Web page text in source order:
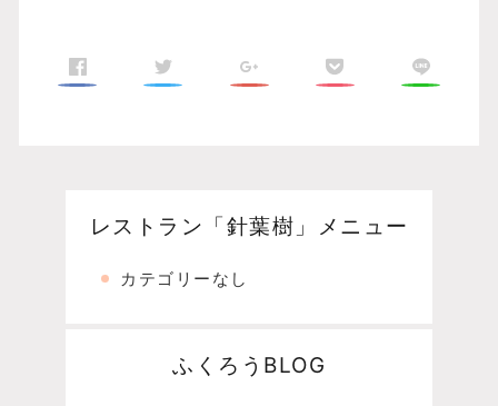
レストラン「針葉樹」メニュー
カテゴリーなし
ふくろうBLOG